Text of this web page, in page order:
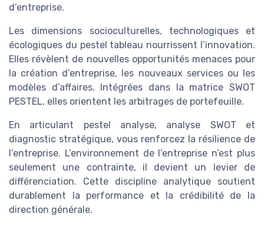
d’entreprise.
Les dimensions socioculturelles, technologiques et
écologiques du pestel tableau nourrissent l’innovation.
Elles révèlent de nouvelles opportunités menaces pour
la création d’entreprise, les nouveaux services ou les
modèles d’affaires. Intégrées dans la matrice SWOT
PESTEL, elles orientent les arbitrages de portefeuille.
En articulant pestel analyse, analyse SWOT et
diagnostic stratégique, vous renforcez la résilience de
l’entreprise. L’environnement de l’entreprise n’est plus
seulement une contrainte, il devient un levier de
différenciation. Cette discipline analytique soutient
durablement la performance et la crédibilité de la
direction générale.